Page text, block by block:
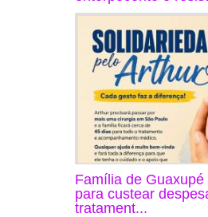
Família de
para custear
tratament...